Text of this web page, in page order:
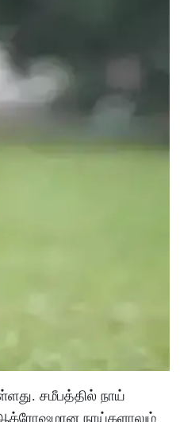
சமீபத்தில் நாய்
ஆக்ரோஷமான நாய்களாலும்